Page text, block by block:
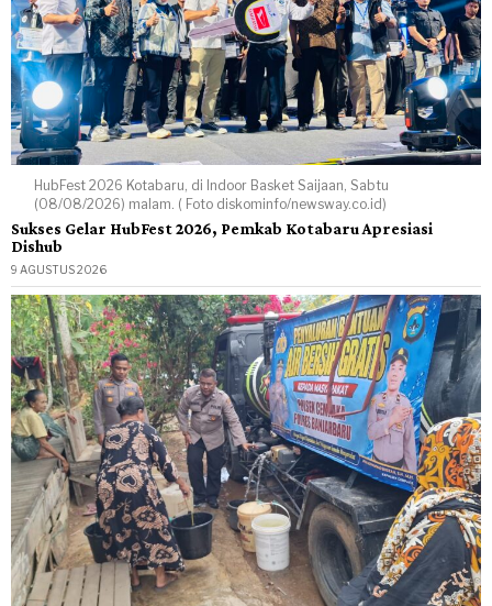
HubFest 2026 Kotabaru, di Indoor Basket Saijaan, Sabtu
(08/08/2026) malam. ( Foto diskominfo/newsway.co.id)
Sukses Gelar HubFest 2026, Pemkab Kotabaru Apresiasi
Dishub
9 AGUSTUS 2026